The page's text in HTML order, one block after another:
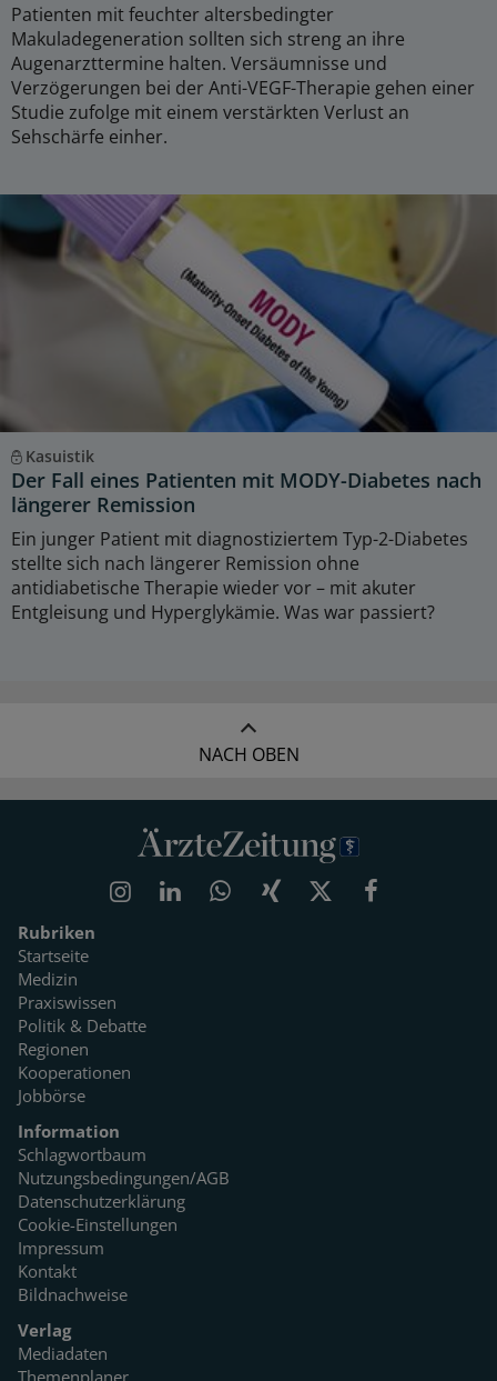
Patienten mit feuchter altersbedingter
Makuladegeneration sollten sich streng an ihre
Augenarzttermine halten. Versäumnisse und
Verzögerungen bei der Anti-VEGF-Therapie gehen einer
Studie zufolge mit einem verstärkten Verlust an
Sehschärfe einher.
Kasuistik
Der Fall eines Patienten mit MODY-Diabetes nach
längerer Remission
Ein junger Patient mit diagnostiziertem Typ-2-Diabetes
stellte sich nach längerer Remission ohne
antidiabetische Therapie wieder vor – mit akuter
Entgleisung und Hyperglykämie. Was war passiert?
NACH OBEN
Rubriken
Startseite
Medizin
Praxiswissen
Politik & Debatte
Regionen
Kooperationen
Jobbörse
Information
Schlagwortbaum
Nutzungsbedingungen/AGB
Datenschutzerklärung
Cookie-Einstellungen
Impressum
Kontakt
Bildnachweise
Verlag
Mediadaten
Themenplaner